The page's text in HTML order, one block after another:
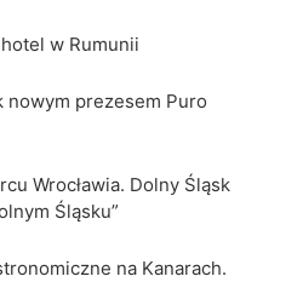
w Rumunii
nowym prezesem Puro
Wrocławia. Dolny Śląsk
Śląsku”
na Kanarach.